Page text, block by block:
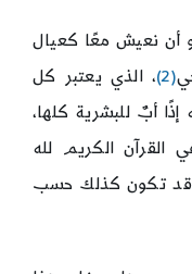
أن نعيش معًا كعيال
(2)
، الذي يعتبر كل
إذًا أبٌ للبشرية كلها،
القرآن الكريم لله
أو قد تكون كذلك حسب